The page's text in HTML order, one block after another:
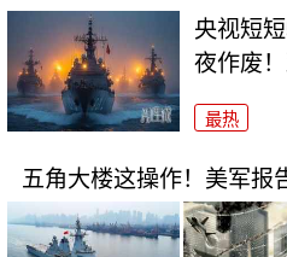
央视短
夜作废
最热
五角大楼这操作！美军报